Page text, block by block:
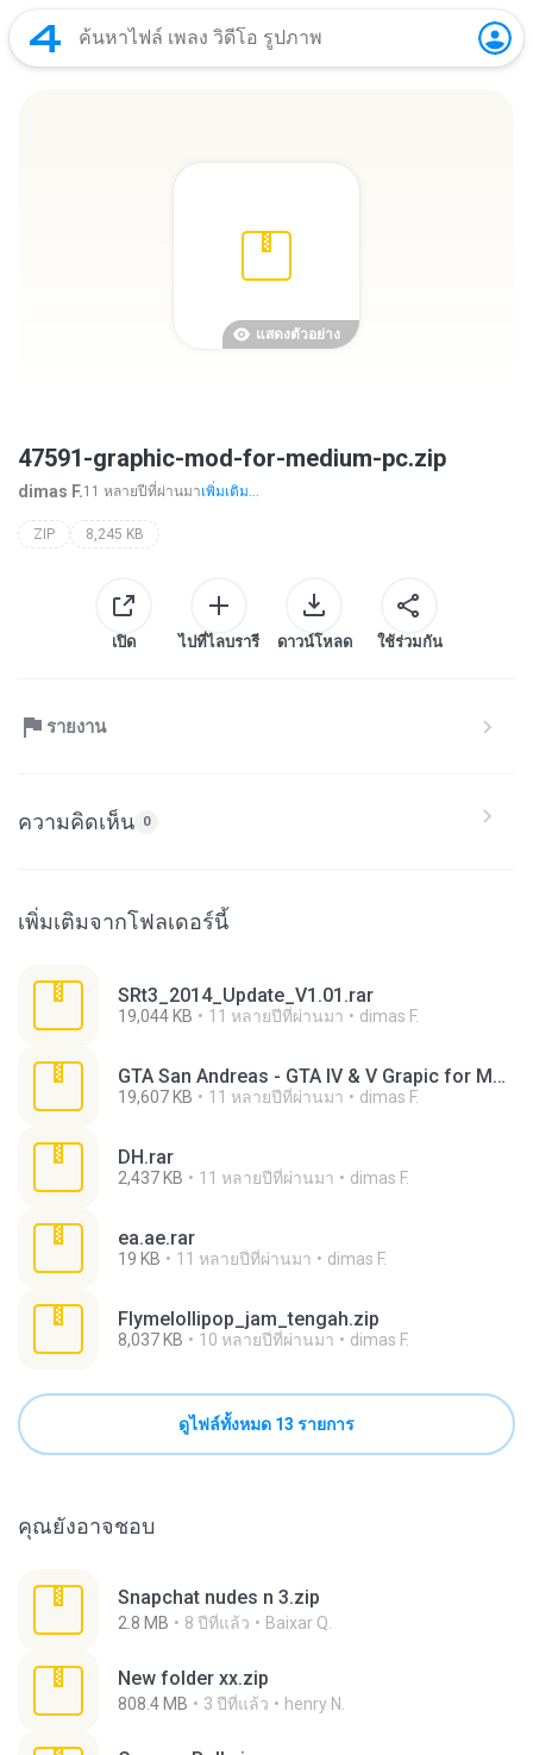
แสดงตัวอย่าง
47591-graphic-mod-for-medium-pc.zip
dimas F.11 หลายปีที่ผ่านมาเพิ่มเติม...
ZIP 8,245 KB
เปิด ไปที่ไลบรารี ดาวน์โหลด ใช้ร่วมกัน
รายงาน
ความคิดเห็น 0
เพิ่มเติมจากโฟลเดอร์นี้
SRt3_2014_Update_V1.01.rar
19,044 KB 11 หลายปีที่ผ่านมา dimas F.
GTA San Andreas - GTA IV & V Grapic for Medium PC.rar
19,607 KB 11 หลายปีที่ผ่านมา dimas F.
DH.rar
2,437 KB 11 หลายปีที่ผ่านมา dimas F.
ea.ae.rar
19 KB 11 หลายปีที่ผ่านมา dimas F.
Flymelollipop_jam_tengah.zip
8,037 KB 10 หลายปีที่ผ่านมา dimas F.
ดูไฟล์ทั้งหมด 13 รายการ
คุณยังอาจชอบ
Snapchat nudes n 3.zip
2.8 MB 8 ปีที่แล้ว Baixar Q.
New folder xx.zip
808.4 MB 3 ปีที่แล้ว henry N.